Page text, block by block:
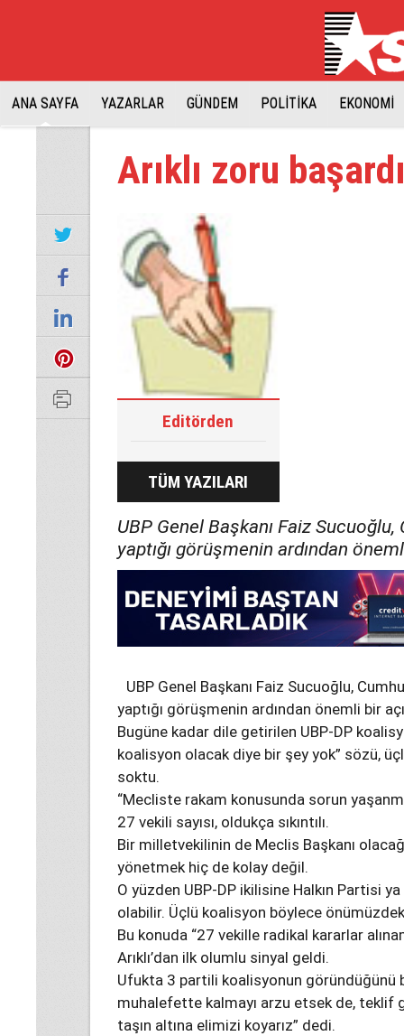
ANA SAYFA YAZARLAR GÜNDEM POLİTİKA EKONOMİ
Arıklı zoru
Editörden
TÜM YAZILARI
UBP Genel Başkanı Faiz
yaptığı görüşmenin ardından
UBP Genel Başkanı Faiz Sucuoğlu,
yaptığı görüşmenin ardından önemli bir
Bugüne kadar dile getirilen UBP-DP
koalisyon olacak diye bir şey yok” sözü,
soktu.
“Mecliste rakam konusunda sorun
27 vekili sayısı, oldukça sıkıntılı.
Bir milletvekilinin de Meclis Başkanı
yönetmek hiç de kolay değil.
O yüzden UBP-DP ikilisine Halkın Partisi
olabilir. Üçlü koalisyon böylece
Bu konuda “27 vekille radikal kararlar
Arıklı’dan ilk olumlu sinyal geldi.
Ufukta 3 partili koalisyonun göründüğünü
muhalefette kalmayı arzu etsek de, teklif
taşın altına elimizi koyarız” dedi.